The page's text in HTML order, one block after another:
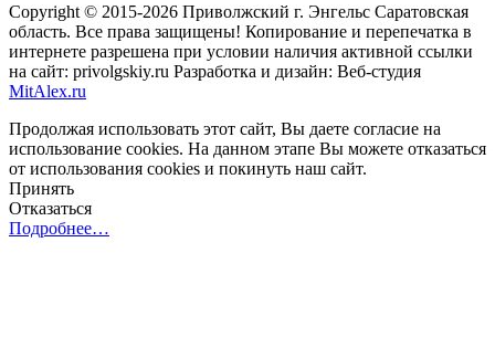
Copyright © 2015-2026 Приволжский г. Энгельс Саратовская
область. Все права защищены! Копирование и перепечатка в
интернете разрешена при условии наличия активной ссылки
на сайт: privolgskiy.ru Разработка и дизайн: Веб-студия
MitAlex.ru
Продолжая использовать этот сайт, Вы даете согласие на
использование cookies. На данном этапе Вы можете отказаться
от использования cookies и покинуть наш сайт.
Принять
Отказаться
Подробнее…